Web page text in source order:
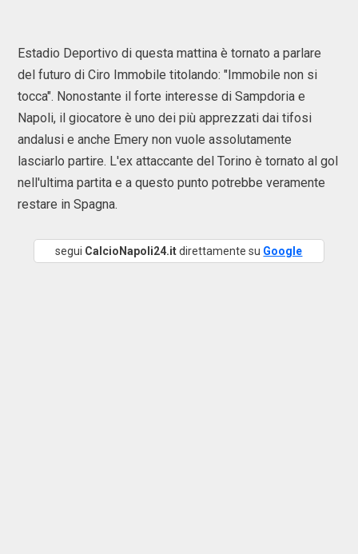
Estadio Deportivo di questa mattina è tornato a parlare
del futuro di Ciro Immobile titolando: "Immobile non si
tocca". Nonostante il forte interesse di Sampdoria e
Napoli, il giocatore è uno dei più apprezzati dai tifosi
andalusi e anche Emery non vuole assolutamente
lasciarlo partire. L'ex attaccante del Torino è tornato al gol
nell'ultima partita e a questo punto potrebbe veramente
restare in Spagna.
segui CalcioNapoli24.itdirettamente su Google